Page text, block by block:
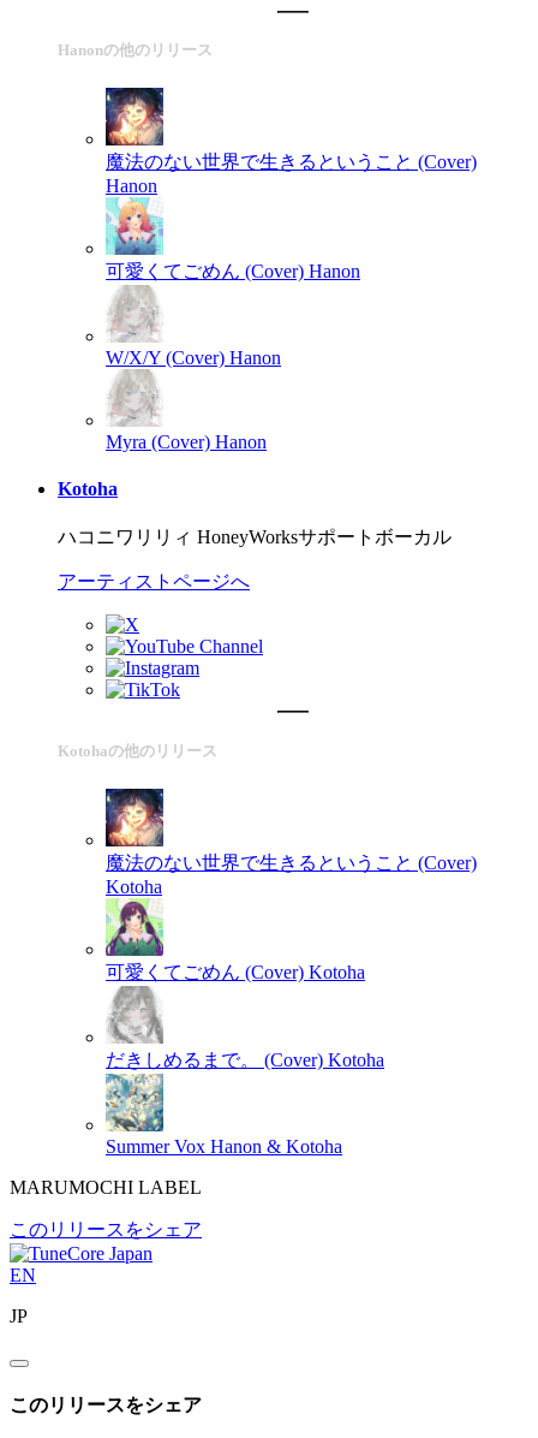
Hanonの他のリリース
魔法のない世界で生きるということ (Cover)
Hanon
可愛くてごめん (Cover) Hanon
W/X/Y (Cover) Hanon
Myra (Cover) Hanon
Kotoha
ハコニワリリィ HoneyWorksサポートボーカル
アーティストページへ
Kotohaの他のリリース
魔法のない世界で生きるということ (Cover)
Kotoha
可愛くてごめん (Cover) Kotoha
だきしめるまで。 (Cover) Kotoha
Summer Vox Hanon & Kotoha
MARUMOCHI LABEL
このリリースをシェア
EN
JP
このリリースをシェア